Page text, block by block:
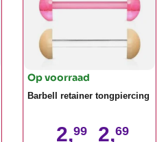
Op voorraad
Barbell retainer tongpiercing
2,99 2,69